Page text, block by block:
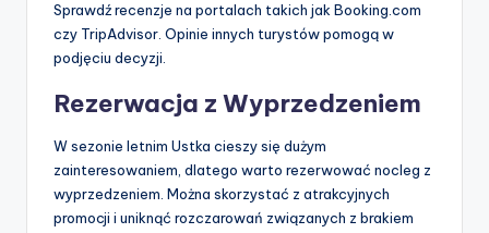
Sprawdź recenzje na portalach takich jak Booking.com
czy TripAdvisor. Opinie innych turystów pomogą w
podjęciu decyzji.
Rezerwacja z Wyprzedzeniem
W sezonie letnim Ustka cieszy się dużym
zainteresowaniem, dlatego warto rezerwować nocleg z
wyprzedzeniem. Można skorzystać z atrakcyjnych
promocji i uniknąć rozczarowań związanych z brakiem